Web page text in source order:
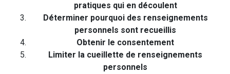
pratiques qui en découlent
Déterminer pourquoi des renseignements
personnels sont recueillis
Obtenir le consentement
Limiter la cueillette de renseignements
personnels